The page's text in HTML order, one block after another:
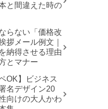
と間違えた時の
らない「価格改
拶メール例文｜
納得させる理由
とマナー
OK】ビジネス
名デザイン20
向けの大人かわ